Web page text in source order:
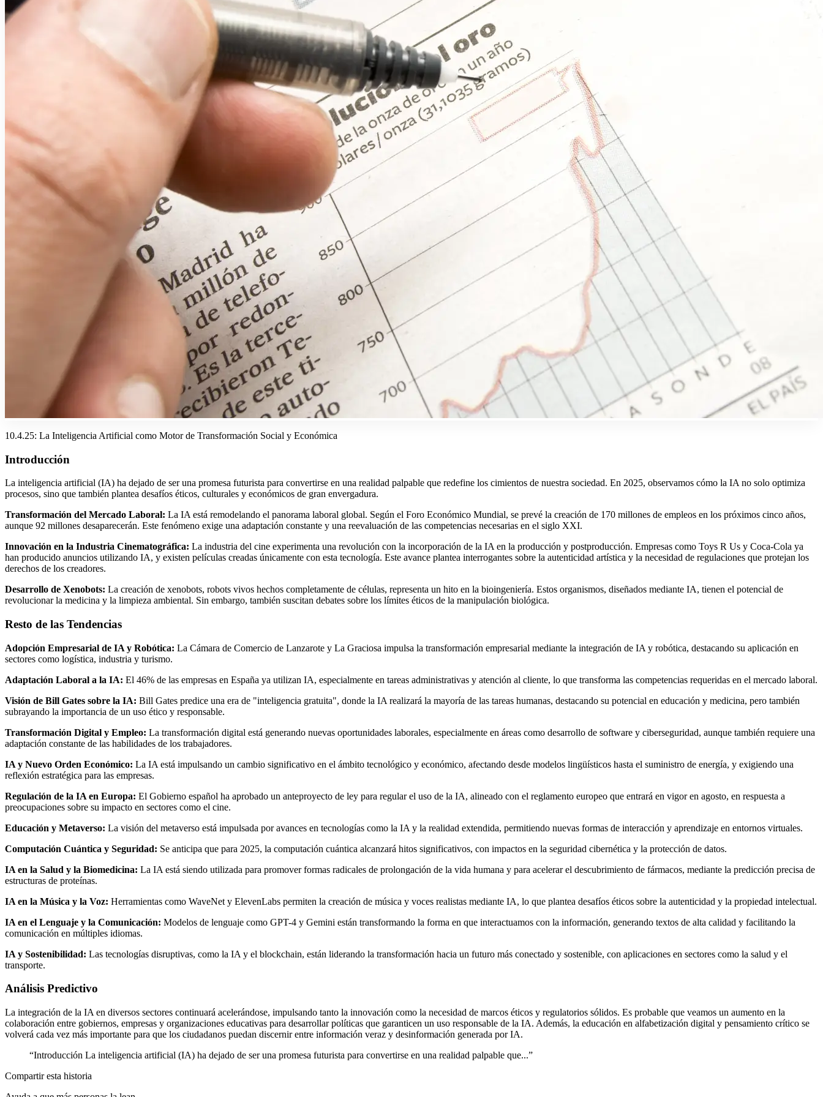
10.4.25: La Inteligencia Artificial como Motor de Transformación Social y Económica
Introducción
La inteligencia artificial (IA) ha dejado de ser una promesa futurista para convertirse en una realidad palpable que redefine los cimientos de nuestra sociedad. En 2025, observamos cómo la IA no solo optimiza
procesos, sino que también plantea desafíos éticos, culturales y económicos de gran envergadura.​
Transformación del Mercado Laboral: La IA está remodelando el panorama laboral global. Según el Foro Económico Mundial, se prevé la creación de 170 millones de empleos en los próximos cinco años,
aunque 92 millones desaparecerán. Este fenómeno exige una adaptación constante y una reevaluación de las competencias necesarias en el siglo XXI.​
Innovación en la Industria Cinematográfica: La industria del cine experimenta una revolución con la incorporación de la IA en la producción y postproducción. Empresas como Toys R Us y Coca-Cola ya
han producido anuncios utilizando IA, y existen películas creadas únicamente con esta tecnología. Este avance plantea interrogantes sobre la autenticidad artística y la necesidad de regulaciones que protejan los
derechos de los creadores.​
Desarrollo de Xenobots: La creación de xenobots, robots vivos hechos completamente de células, representa un hito en la bioingeniería. Estos organismos, diseñados mediante IA, tienen el potencial de
revolucionar la medicina y la limpieza ambiental. Sin embargo, también suscitan debates sobre los límites éticos de la manipulación biológica.​
Resto de las Tendencias
Adopción Empresarial de IA y Robótica: La Cámara de Comercio de Lanzarote y La Graciosa impulsa la transformación empresarial mediante la integración de IA y robótica, destacando su aplicación en
sectores como logística, industria y turismo.​
Adaptación Laboral a la IA: El 46% de las empresas en España ya utilizan IA, especialmente en tareas administrativas y atención al cliente, lo que transforma las competencias requeridas en el mercado laboral.​
Visión de Bill Gates sobre la IA: Bill Gates predice una era de "inteligencia gratuita", donde la IA realizará la mayoría de las tareas humanas, destacando su potencial en educación y medicina, pero también
subrayando la importancia de un uso ético y responsable.​
Transformación Digital y Empleo: La transformación digital está generando nuevas oportunidades laborales, especialmente en áreas como desarrollo de software y ciberseguridad, aunque también requiere una
adaptación constante de las habilidades de los trabajadores.​
IA y Nuevo Orden Económico: La IA está impulsando un cambio significativo en el ámbito tecnológico y económico, afectando desde modelos lingüísticos hasta el suministro de energía, y exigiendo una
reflexión estratégica para las empresas.​
Regulación de la IA en Europa: El Gobierno español ha aprobado un anteproyecto de ley para regular el uso de la IA, alineado con el reglamento europeo que entrará en vigor en agosto, en respuesta a
preocupaciones sobre su impacto en sectores como el cine.​
Educación y Metaverso: La visión del metaverso está impulsada por avances en tecnologías como la IA y la realidad extendida, permitiendo nuevas formas de interacción y aprendizaje en entornos virtuales.​
Computación Cuántica y Seguridad: Se anticipa que para 2025, la computación cuántica alcanzará hitos significativos, con impactos en la seguridad cibernética y la protección de datos.​
IA en la Salud y la Biomedicina: La IA está siendo utilizada para promover formas radicales de prolongación de la vida humana y para acelerar el descubrimiento de fármacos, mediante la predicción precisa de
estructuras de proteínas.​
IA en la Música y la Voz: Herramientas como WaveNet y ElevenLabs permiten la creación de música y voces realistas mediante IA, lo que plantea desafíos éticos sobre la autenticidad y la propiedad intelectual.​
IA en el Lenguaje y la Comunicación: Modelos de lenguaje como GPT-4 y Gemini están transformando la forma en que interactuamos con la información, generando textos de alta calidad y facilitando la
comunicación en múltiples idiomas.​
IA y Sostenibilidad: Las tecnologías disruptivas, como la IA y el blockchain, están liderando la transformación hacia un futuro más conectado y sostenible, con aplicaciones en sectores como la salud y el
transporte.​
Análisis Predictivo
La integración de la IA en diversos sectores continuará acelerándose, impulsando tanto la innovación como la necesidad de marcos éticos y regulatorios sólidos. Es probable que veamos un aumento en la
colaboración entre gobiernos, empresas y organizaciones educativas para desarrollar políticas que garanticen un uso responsable de la IA. Además, la educación en alfabetización digital y pensamiento crítico se
volverá cada vez más importante para que los ciudadanos puedan discernir entre información veraz y desinformación generada por IA.
“Introducción La inteligencia artificial (IA) ha dejado de ser una promesa futurista para convertirse en una realidad palpable que...”
Compartir esta historia